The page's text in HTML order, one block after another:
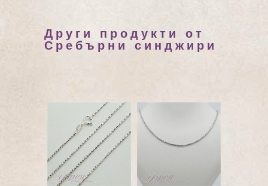
Други продукти от
Сребърни синджири